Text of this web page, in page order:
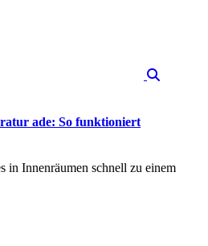
ade: So funktioniert
in Innenräumen schnell zu einem